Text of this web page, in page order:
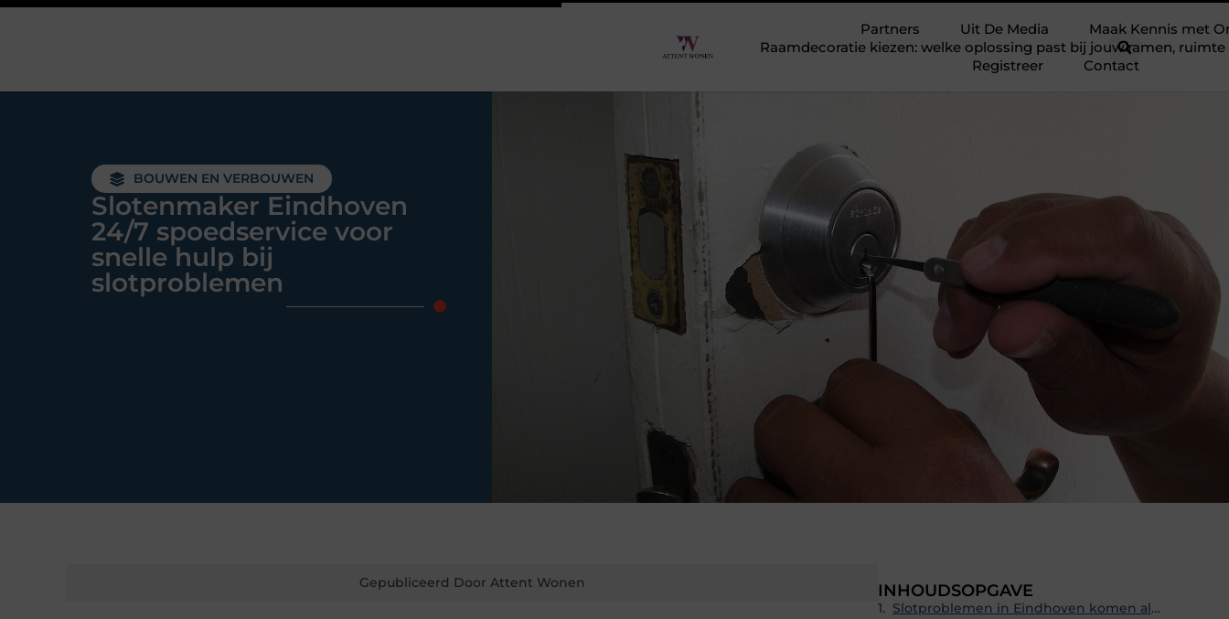
Partners Uit De Media
Maak Kennis met
Raamdecoratie kiezen: welke oplossing past bij jouw ramen,
Registreer
Contact
BOUWEN EN VERBOUWEN
Slotenmaker Eindhoven
24/7 spoedservice voor
snelle hulp bij
slotproblemen
Gepubliceerd Door Attent Wonen INHOUDSOPGAVE
Slotproblemen in Eindhoven komen altijd onverwacht